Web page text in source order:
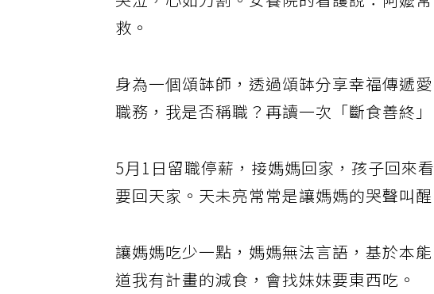
哭泣，心如刀割。安養院的看護說：阿嬤
救。
身為一個頌缽師，透過頌缽分享幸福傳遞
職務，我是否稱職？再讀一次「斷食善終
5月1日留職停薪，接媽媽回家，孩子回來
要回天家。天未亮常常是讓媽媽的哭聲叫
讓媽媽吃少一點，媽媽無法言語，基於本